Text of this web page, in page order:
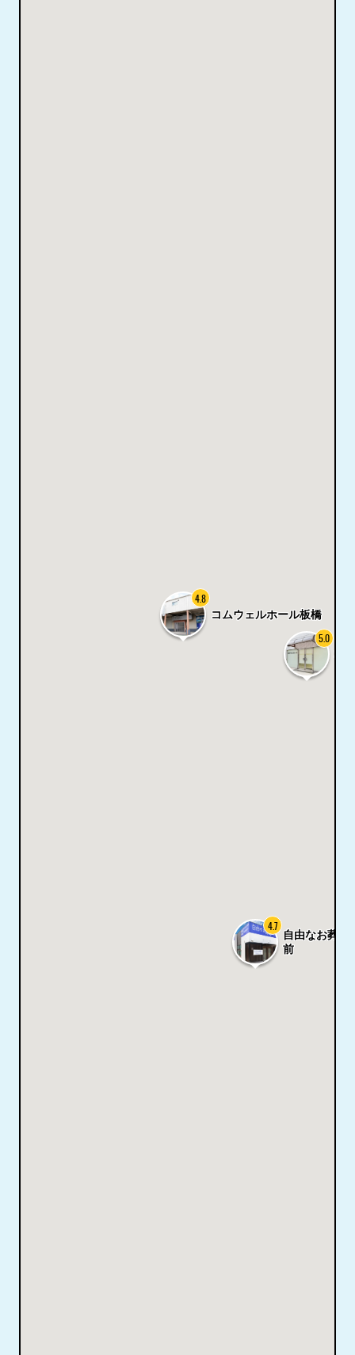
自由なお葬式
前
4.7
5.0
コムウェルホール板橋
4.8